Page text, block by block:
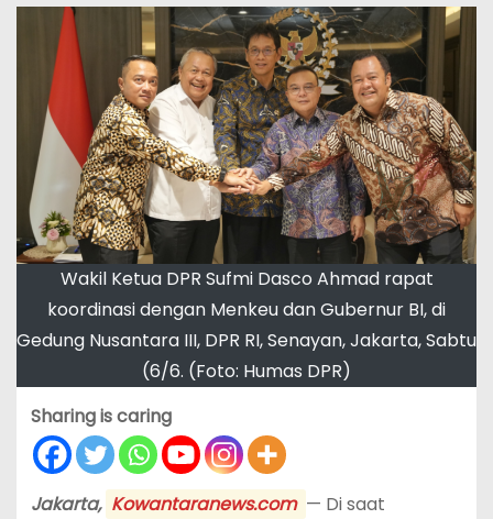
Wakil Ketua DPR Sufmi Dasco Ahmad rapat
koordinasi dengan Menkeu dan Gubernur BI, di
Gedung Nusantara III, DPR RI, Senayan, Jakarta, Sabtu
(6/6. (Foto: Humas DPR)
Sharing is caring
Jakarta, Kowantaranews.com — Di saat